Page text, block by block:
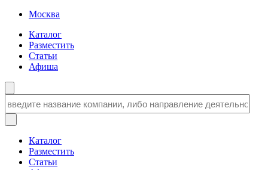
Москва
Каталог
Разместить
Статьи
Афиша
Каталог
Разместить
Статьи